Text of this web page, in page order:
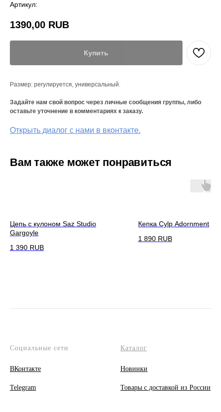
Артикул:
1390,00 RUB
Купить
Размер: регулируется, универсальный.
Задайте нам свой вопрос через личные сообщения группы, либо
оставьте уточнение в комментариях к заказу.
Открыть диалог с нами в вконтакте.
Вам также может понравиться
Цепь с кулоном Saz Studio
Gargoyle
1 390 RUB
Кепка Cylp Adornment
1 890 RUB
Социальные сети
ВКонтакте
Telegram
Каталог
Новинки
Товары с доставкой из России